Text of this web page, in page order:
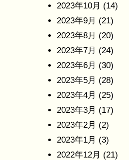
2023年10月 (14)
2023年9月 (21)
2023年8月 (20)
2023年7月 (24)
2023年6月 (30)
2023年5月 (28)
2023年4月 (25)
2023年3月 (17)
2023年2月 (2)
2023年1月 (3)
2022年12月 (21)